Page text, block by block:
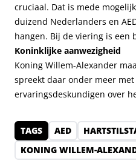
cruciaal. Dat is mede
duizend Nederlanders en
hangen. Bij de viering is een
Koninklijke aanwezigheid
Koning Willem-Alexander
spreekt daar onder meer
ervaringsdeskundigen over
TAGS AED
KONING WILLEM-